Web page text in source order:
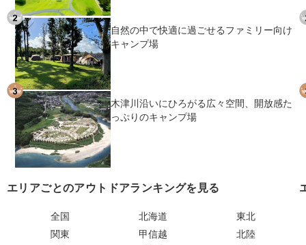
自然の中で快適に過ごせるファミリー向け
キャンプ場
木津川沿いにひろがる広々空間、開放感た
っぷりのキャンプ場
エリアごとのアウトドアランキングを見る
全国 北海道
東北
関東
甲信越
北陸